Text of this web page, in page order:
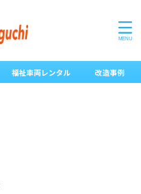
福祉車両レンタル 改造事例